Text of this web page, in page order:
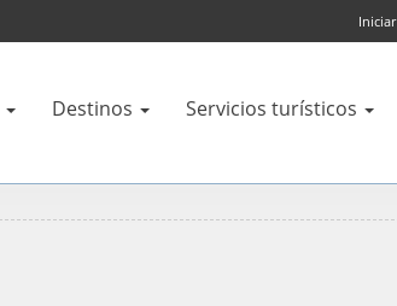
Iniciar
Destinos Servicios turísticos